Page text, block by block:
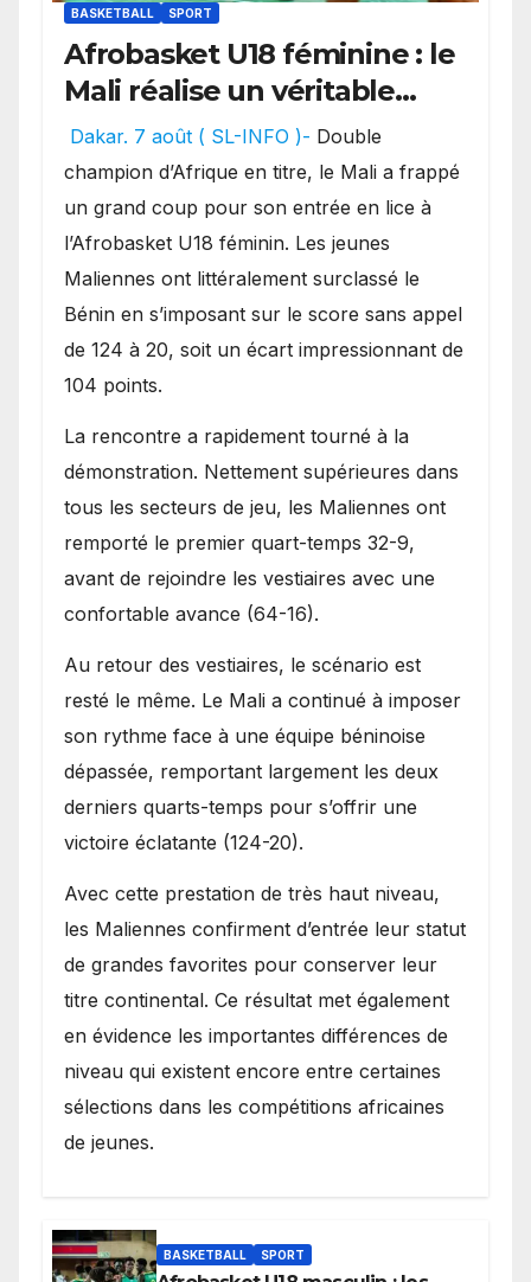
BASKETBALL SPORT
Afrobasket U18 féminine : le
Mali réalise un véritable
festival offensif et inflige
une lourde défaite au
Bénin.
Dakar. 7 août ( SL-INFO )- Double
champion d’Afrique en titre, le Mali a frappé
un grand coup pour son entrée en lice à
l’Afrobasket U18 féminin. Les jeunes
Maliennes ont littéralement surclassé le
Bénin en s’imposant sur le score sans appel
de 124 à 20, soit un écart impressionnant de
104 points.
La rencontre a rapidement tourné à la
démonstration. Nettement supérieures dans
tous les secteurs de jeu, les Maliennes ont
remporté le premier quart-temps 32-9,
avant de rejoindre les vestiaires avec une
confortable avance (64-16).
Au retour des vestiaires, le scénario est
resté le même. Le Mali a continué à imposer
son rythme face à une équipe béninoise
dépassée, remportant largement les deux
derniers quarts-temps pour s’offrir une
victoire éclatante (124-20).
Avec cette prestation de très haut niveau,
les Maliennes confirment d’entrée leur statut
de grandes favorites pour conserver leur
titre continental. Ce résultat met également
en évidence les importantes différences de
niveau qui existent encore entre certaines
sélections dans les compétitions africaines
de jeunes.
BASKETBALL SPORT